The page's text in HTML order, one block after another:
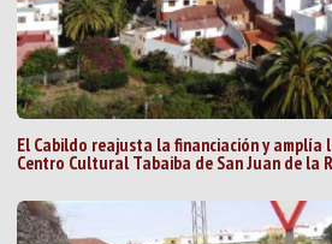
El Cabildo reajusta la financiación y
Centro Cultural Tabaiba de San Juan de la